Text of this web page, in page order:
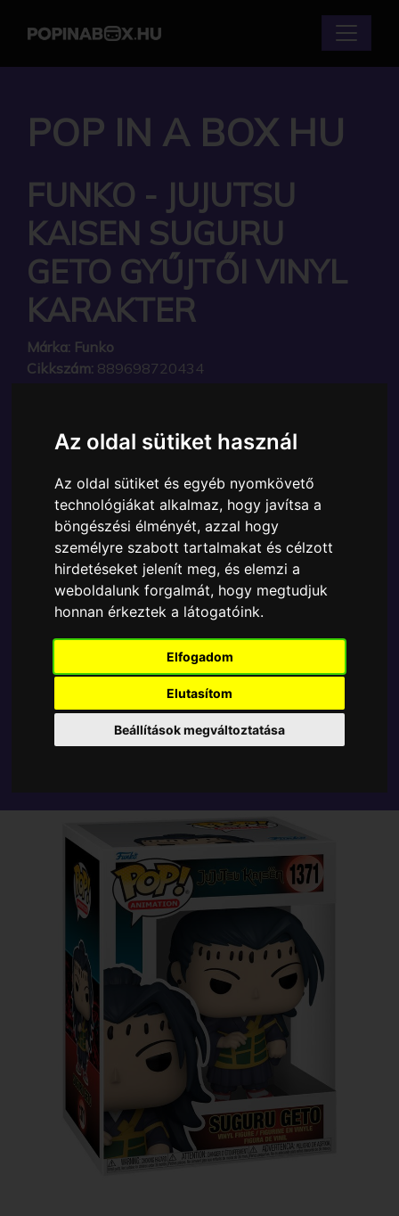
Az oldal sütiket használ
Az oldal sütiket és egyéb nyomkövető
technológiákat alkalmaz, hogy javítsa a
böngészési élményét, azzal hogy
személyre szabott tartalmakat és célzott
hirdetéseket jelenít meg, és elemzi a
weboldalunk forgalmát, hogy megtudjuk
honnan érkeztek a látogatóink.
Elfogadom
Elutasítom
Beállítások megváltoztatása
POP IN A BOX HU
FUNKO - JUJUTSU
KAISEN SUGURU
GETO GYŰJTŐI VINYL
KARAKTER
Márka: Funko
Cikkszám: 889698720434
A Funko POP - Animation egyik népszerű terméke a
karakter, amely ablakos csomagolásban azaz - POP
In a Box - várja új gazdáját.
A termék sajnos nem elérhető, nézd meg
MÁSOK MIT VESZNEK
Tetszik? Osszd meg másokkal!